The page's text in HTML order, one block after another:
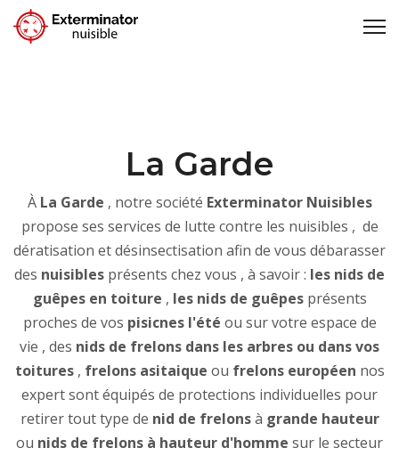
La Garde
À La Garde , notre société Exterminator Nuisibles
propose ses services de lutte contre les nuisibles , de
dératisation et désinsectisation afin de vous débarasser
des nuisibles présents chez vous , à savoir : les nids de
guêpes en toiture , les nids de guêpesprésents
proches de vos pisicnes l'été ou sur votre espace de
vie , des nids de frelons dans les arbres ou dans vos
toitures, frelons asitaique ou frelons européen nos
expert sont équipés de protections individuelles pour
retirer tout type de nid de frelonsà grande hauteur
ou nids de frelons à hauteur d'homme sur le secteur